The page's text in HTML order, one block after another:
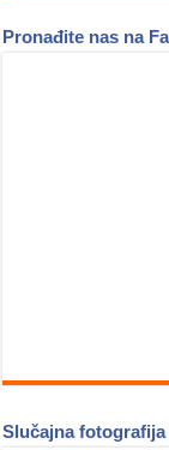
Pronađite nas na
Slučajna fotografija